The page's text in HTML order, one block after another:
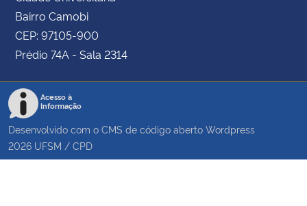
Bairro Camobi
CEP: 97105-900
Prédio 74A - Sala 2314
Acesso à
Informação
Desenvolvido com o CMS de código aberto Wordpress
2026 UFSM / CPD